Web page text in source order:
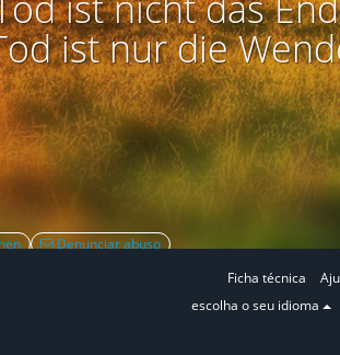
ist nur die
Denunciar abuso
Ficha técnica
escolha o seu idioma